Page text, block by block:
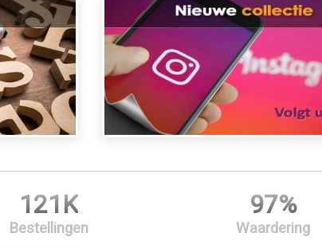
121K
Bestellingen
97%
Waardering